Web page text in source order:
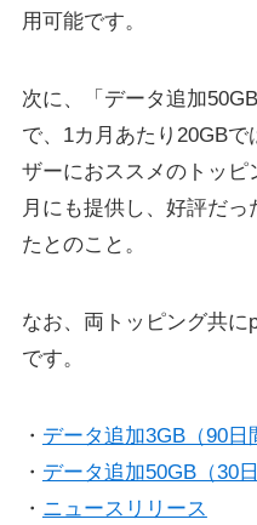
用可能です。
次に、「データ追加
で、1カ月あたり20GB
ザーにおススメのトッピ
月にも提供し、好評だ
たとのこと。
なお、両トッピング共
です。
・ データ追加3GB（90日
・ データ追加50GB（30日
・ ニュースリリース